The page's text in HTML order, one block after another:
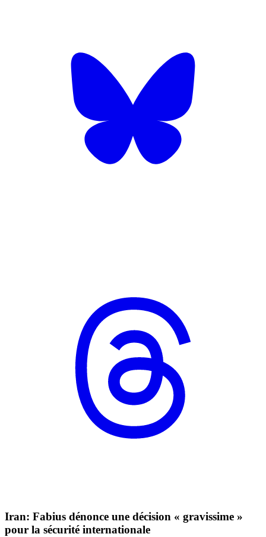
Iran: Fabius dénonce une décision « gravissime »
pour la sécurité internationale